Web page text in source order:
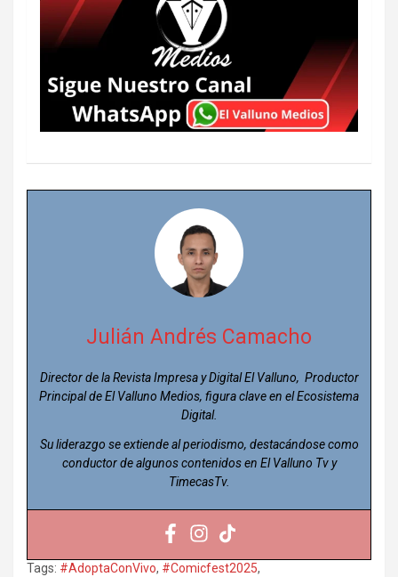
Julián Andrés Camacho
Director de la Revista Impresa y Digital El Valluno, Productor
Principal de El Valluno Medios, figura clave en el Ecosistema
Digital.
Su liderazgo se extiende al periodismo, destacándose como
conductor de algunos contenidos en El Valluno Tv y
TimecasTv.
Tags: #AdoptaConVivo, #Comicfest2025,